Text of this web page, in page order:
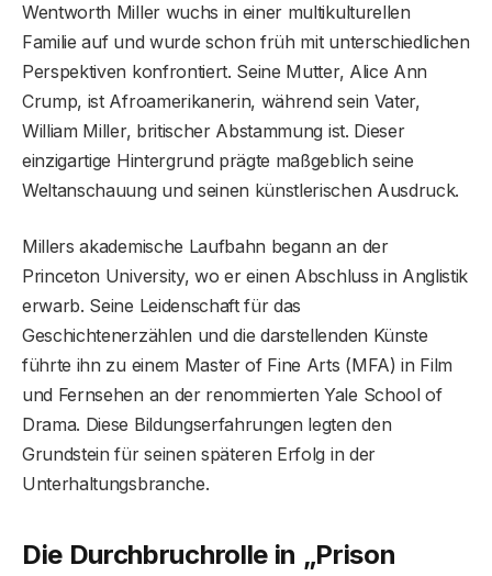
Wentworth Miller wuchs in einer multikulturellen
Familie auf und wurde schon früh mit unterschiedlichen
Perspektiven konfrontiert. Seine Mutter, Alice Ann
Crump, ist Afroamerikanerin, während sein Vater,
William Miller, britischer Abstammung ist. Dieser
einzigartige Hintergrund prägte maßgeblich seine
Weltanschauung und seinen künstlerischen Ausdruck.
Millers akademische Laufbahn begann an der
Princeton University, wo er einen Abschluss in Anglistik
erwarb. Seine Leidenschaft für das
Geschichtenerzählen und die darstellenden Künste
führte ihn zu einem Master of Fine Arts (MFA) in Film
und Fernsehen an der renommierten Yale School of
Drama. Diese Bildungserfahrungen legten den
Grundstein für seinen späteren Erfolg in der
Unterhaltungsbranche.
Die Durchbruchrolle in „Prison